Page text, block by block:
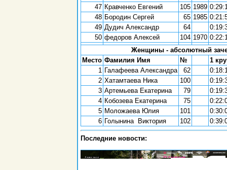
47 Кравченко Евгений 105 1989
48 Бородин Сергей 65 1985
49 Дудич Александр 64
50 федоров Алексей 104 1970
Женщины - абсолютный
Место Фамилия Имя №
1
1 Галафеева Александра 62
2 Хатамтаева Ника 100
3 Артемьева Екатерина 79
4 Кобозева Екатерина 75
5 Mоложаева Юлия 101
6 Голынина Виктория 102
Последние новости: